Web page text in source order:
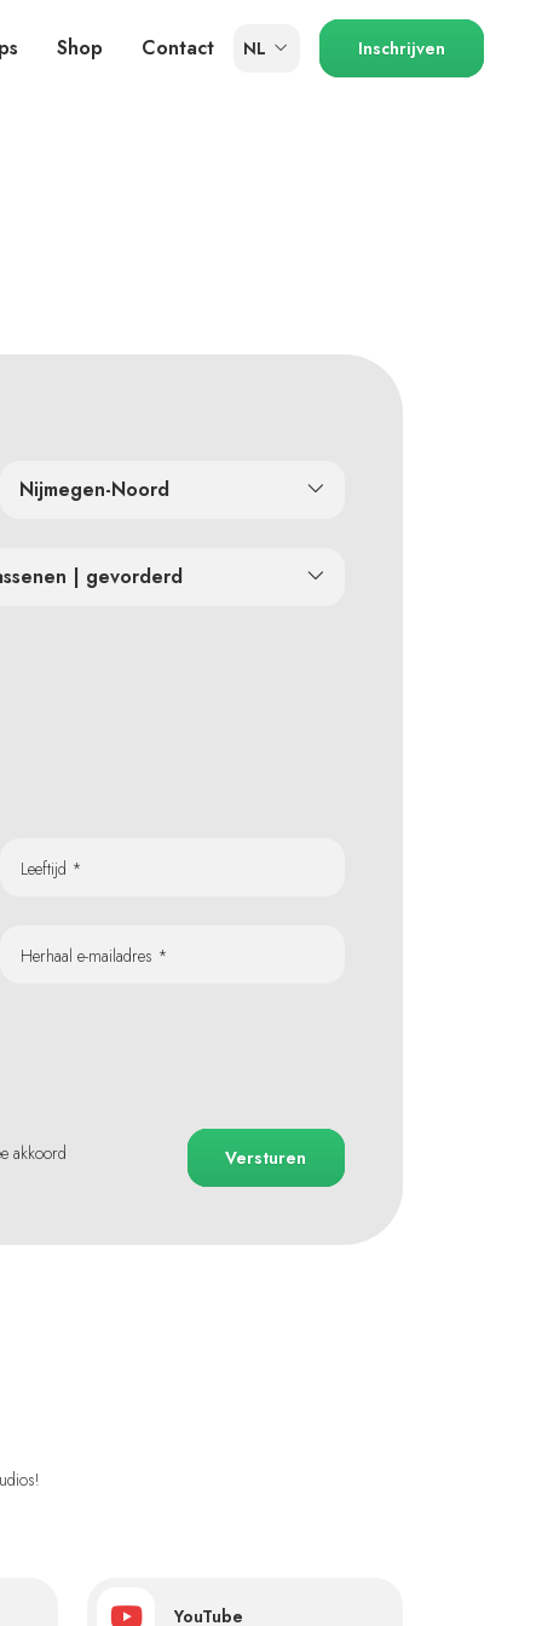
Shop Contact NL Inschrijven
Nijmegen-Noord
| gevorderd
Leeftijd *
Herhaal e-mailadres *
akkoord Versturen
YouTube